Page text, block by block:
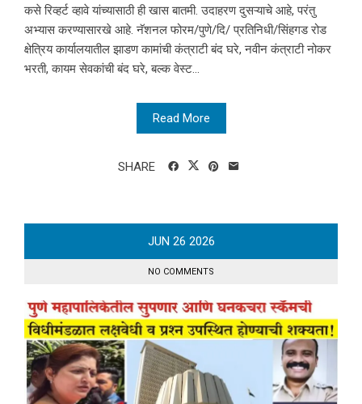
कसे रिव्हर्ट व्हावे यांच्यासाठी ही खास बातमी. उदाहरण दुसऱ्याचे आहे, परंतु
अभ्यास करण्यासारखे आहे. नॅशनल फोरम/पुणे/दि/ प्रतिनिधी/सिंहगड रोड
क्षेत्रिय कार्यालयातील झाडण कामांची कंत्राटी बंद घरे, नवीन कंत्राटी नोकर
भरती, कायम सेवकांची बंद घरे, बल्क वेस्ट...
Read More
SHARE
JUN 26 2026
NO COMMENTS